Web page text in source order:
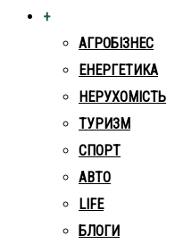
+
АГРОБІЗНЕС
ЕНЕРГЕТИКА
НЕРУХОМІСТЬ
ТУРИЗМ
СПОРТ
АВТО
LIFE
БЛОГИ